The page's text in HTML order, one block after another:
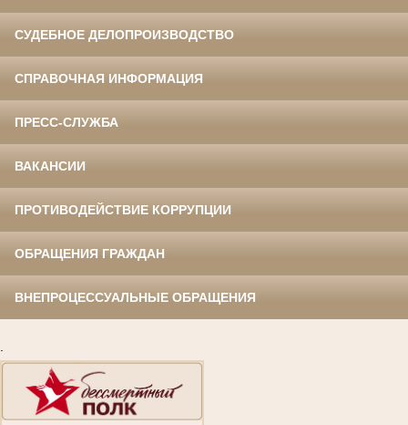
СУДЕБНОЕ ДЕЛОПРОИЗВОДСТВО
СПРАВОЧНАЯ ИНФОРМАЦИЯ
ПРЕСС-СЛУЖБА
ВАКАНСИИ
ПРОТИВОДЕЙСТВИЕ КОРРУПЦИИ
ОБРАЩЕНИЯ ГРАЖДАН
ВНЕПРОЦЕССУАЛЬНЫЕ ОБРАЩЕНИЯ